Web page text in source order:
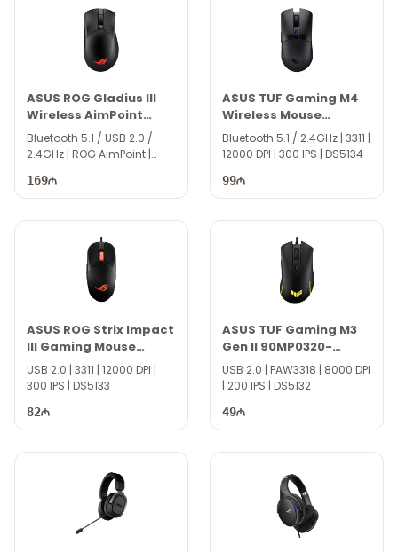
ASUS ROG Gladius III
Wireless AimPoint
Gaming Mouse
90MP02Y0-BMUA01
Bluetooth 5.1 / USB 2.0 /
2.4GHz | ROG AimPoint |
DS5136
169
ASUS TUF Gaming M4
Wireless Mouse
90MP02F0-BMUA00
Bluetooth 5.1 / 2.4GHz | 3311 |
12000 DPI | 300 IPS | DS5134
99
ASUS ROG Strix Impact
III Gaming Mouse
90MP0300-BMUA00
USB 2.0 | 3311 | 12000 DPI |
300 IPS | DS5133
82
ASUS TUF Gaming M3
Gen II 90MP0320-
BMUA00
USB 2.0 | PAW3318 | 8000 DPI
| 200 IPS | DS5132
49